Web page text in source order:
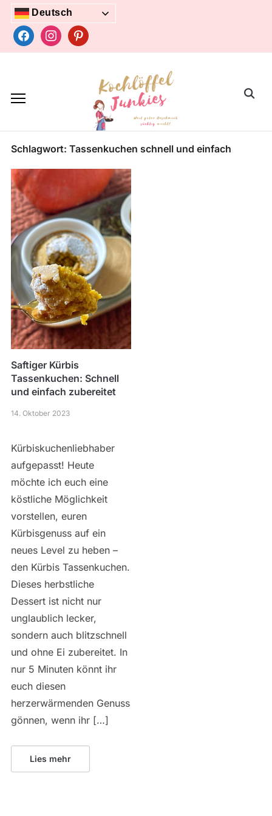
Skip
content
Deutsch
facebookinstagrampinterest
Search
Schlagwort: Tassenkuchen schnell und einfach
Saftiger Kürbis
Tassenkuchen: Schnell
und einfach zubereitet
14. Oktober 2023
Kürbiskuchenliebhaber
aufgepasst! Heute
möchte ich euch eine
köstliche Möglichkeit
vorstellen, euren
Kürbisgenuss auf ein
neues Level zu heben –
den Kürbis Tassenkuchen.
Dieses herbstliche
Dessert ist nicht nur
unglaublich lecker,
sondern auch blitzschnell
und ohne Ei zubereitet. In
nur 5 Minuten könnt ihr
euch diesen
herzerwärmenden Genuss
gönnen, wenn ihr […]
Lies mehr